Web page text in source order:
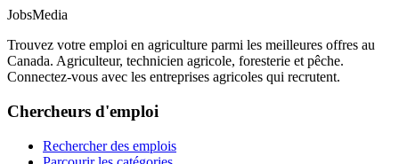
JobsMedia
Trouvez votre emploi en agriculture parmi les meilleures offres au
Canada. Agriculteur, technicien agricole, foresterie et pêche.
Connectez-vous avec les entreprises agricoles qui recrutent.
Chercheurs d'emploi
Rechercher des emplois